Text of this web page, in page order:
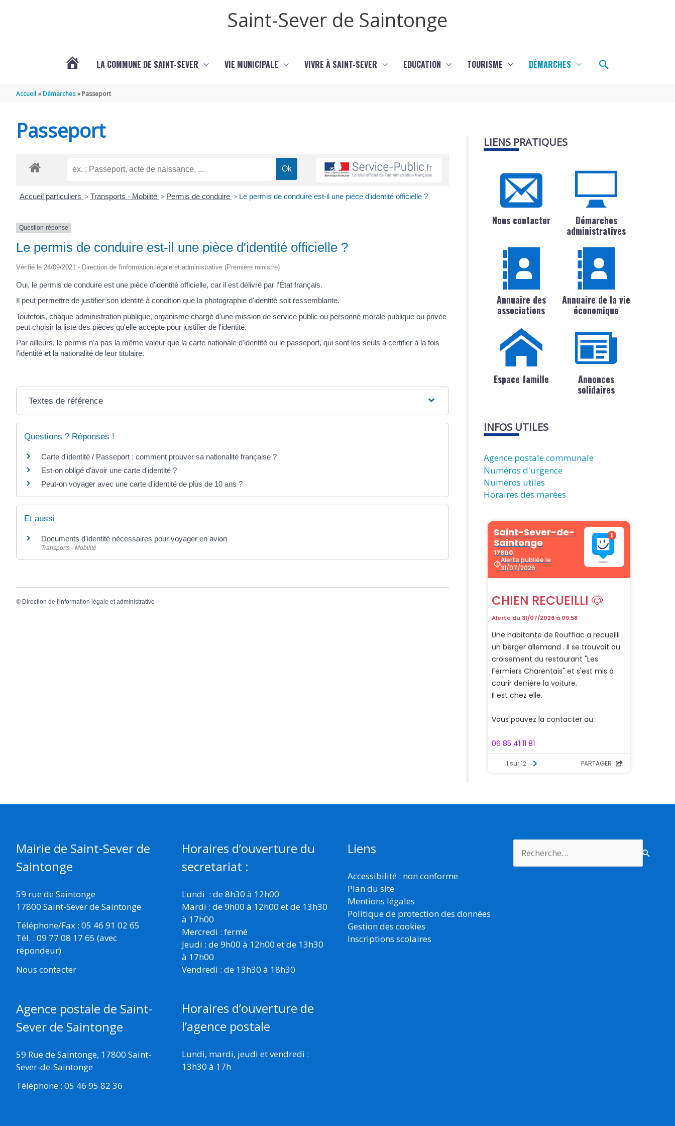
Saint-Sever de Saintonge
SAINT-
SAINTONGE
LA COMMUNE DE SAINT-SEVER VIE MUNICIPALE VIVRE À SAINT-SEVER EDUCATION TOURISME DÉMARCHES Rechercher
Accueil Démarches Passeport
Passeport
Accueil particuliers > Transports - Mobilité > Permis de conduire > Le permis de conduire est-il une pièce d'identité officielle ?
Question-réponse
Le permis de conduire est-il une pièce d'identité officielle ?
Vérifié le 24/09/2021 - Direction de l'information légale et administrative (Première ministre)
Oui, le permis de conduire est une pièce d'identité officielle, car il est délivré par l'État français.
Il peut permettre de justifier son identité à condition que la photographie d'identité soit ressemblante.
Toutefois, chaque administration publique, organisme chargé d'une mission de service public ou personne morale publique ou privée
peut choisir la liste des pièces qu'elle accepte pour justifier de l'identité.
Par ailleurs, le permis n'a pas la même valeur que la carte nationale d'identité ou le passeport, qui sont les seuls à certifier à la fois
l'identité et la nationalité de leur titulaire.
Textes de référence
Questions ? Réponses !
Carte d'identité / Passeport : comment prouver sa nationalité française ?
Est-on obligé d'avoir une carte d'identité ?
Peut-on voyager avec une carte d'identité de plus de 10 ans ?
Et aussi
Documents d'identité nécessaires pour voyager en avion
Transports - Mobilité
© Direction de l'information légale et administrative
LIENS PRATIQUES
Nous contacter
Démarches
administratives
Annuaire des
associations
Annuaire de la vie
économique
Espace famille
Annonces
solidaires
INFOS UTILES
Agence postale communale
Numéros d'urgence
Numéros utiles
Horaires des marées
Mairie de Saint-Sever de
Saintonge
59 rue de Saintonge
17800 Saint-Sever de Saintonge
Téléphone/Fax : 05 46 91 02 65
Tél. : 09 77 08 17 65 (avec
répondeur)
Nous contacter
Agence postale de Saint-
Sever de Saintonge
59 Rue de Saintonge, 17800 Saint-
Sever-de-Saintonge
Téléphone : 05 46 95 82 36
Horaires d’ouverture du
secretariat :
Lundi : de 8h30 à 12h00
Mardi : de 9h00 à 12h00 et de 13h30
à 17h00
Mercredi : fermé
Jeudi : de 9h00 à 12h00 et de 13h30
à 17h00
Vendredi : de 13h30 à 18h30
Horaires d’ouverture de
l’agence postale
Lundi, mardi, jeudi et vendredi :
13h30 à 17h
Liens
Accessibilité : non conforme
Plan du site
Mentions légales
Politique de protection des données
Gestion des cookies
Inscriptions scolaires